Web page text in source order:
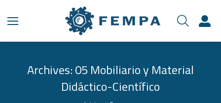
Archives:05 Mobiliario y Material
Didáctico-Científico